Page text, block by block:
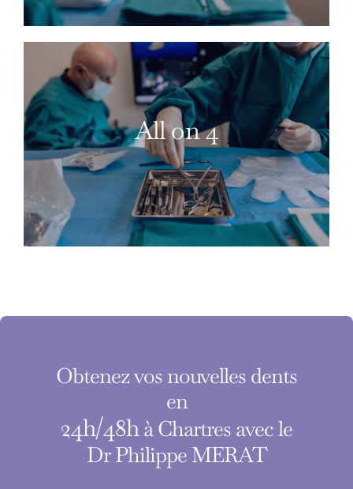
All on 4
Obtenez vos nouvelles dents
en
24h/48hà Chartres avec le
Dr Philippe MERAT